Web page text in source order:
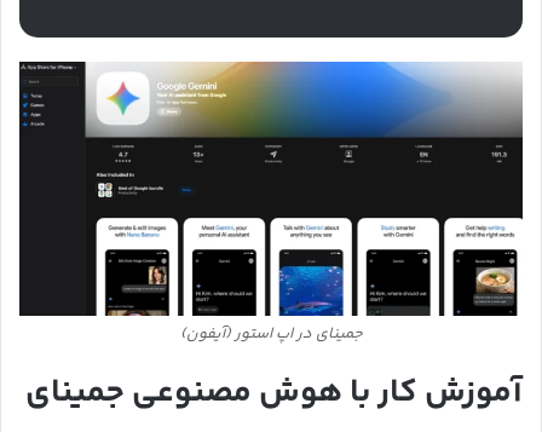
جمینای در اپ استور (آیفون)
آموزش کار با هوش مصنوعی جمینای